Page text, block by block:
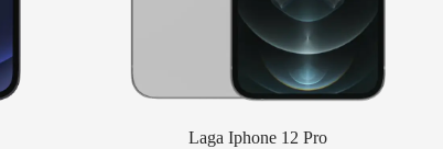
Laga Iphone 12 Pro